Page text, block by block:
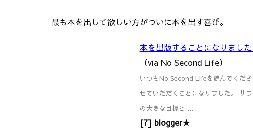
最も本を出して欲しい方がついに本を出す喜び。
本を出版することになりました
（via No Second Life）
いつもNo Second Lifeを読んでくだ
せていただくことになりました。 サ
の大きな目標と …
[7] blogger★